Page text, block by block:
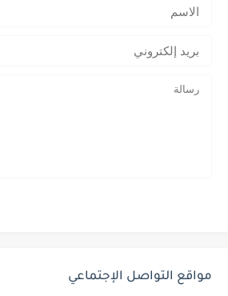
مواقع التواصل الإجتماعي